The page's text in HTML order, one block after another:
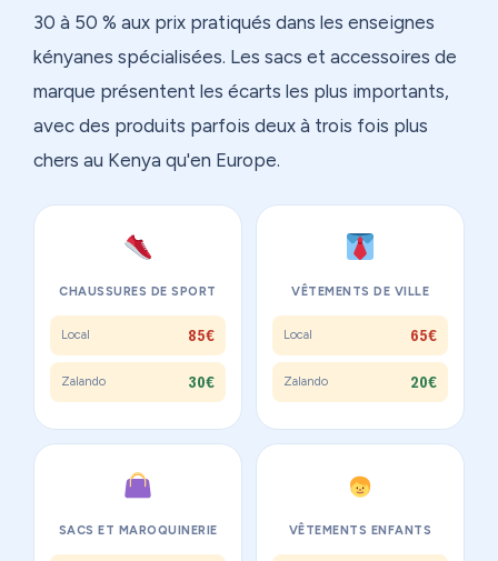
30 à 50 % aux prix pratiqués dans les enseignes
kényanes spécialisées. Les sacs et accessoires de
marque présentent les écarts les plus importants,
avec des produits parfois deux à trois fois plus
chers au Kenya qu'en Europe.
CHAUSSURES DE SPORT
Local 85€
Zalando 30€
VÊTEMENTS DE VILLE
Local 65€
Zalando 20€
SACS ET MAROQUINERIE VÊTEMENTS ENFANTS